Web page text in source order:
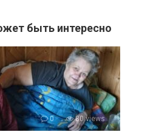
быть интересно
0 80 views